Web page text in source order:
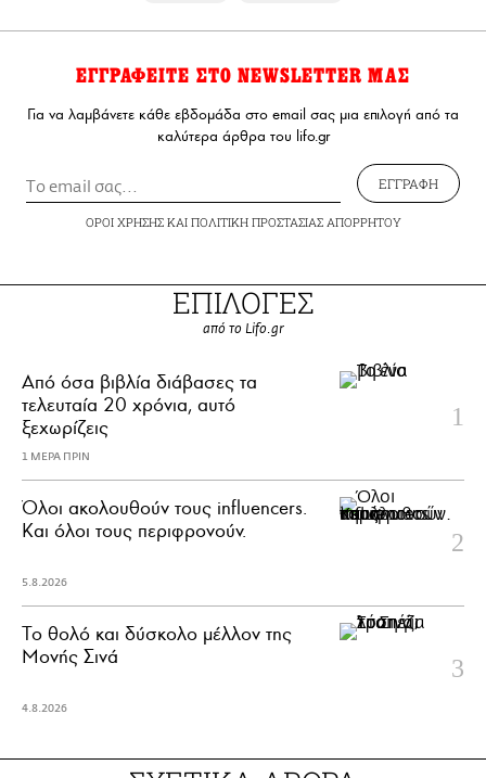
ΕΓΓΡΑΦΕΙΤΕ ΣΤΟ NEWSLETTER ΜΑΣ
Για να λαμβάνετε κάθε εβδομάδα στο email σας μια επιλογή από τα
καλύτερα άρθρα του lifo.gr
ΕΓΓΡΑΦΗ
ΟΡΟΙ ΧΡΗΣΗΣΚΑΙ ΠΟΛΙΤΙΚΗ ΠΡΟΣΤΑΣΙΑΣ ΑΠΟΡΡΗΤΟΥ
ΕΠΙΛΟΓΕΣ
από το Lifo.gr
Από όσα βιβλία διάβασες τα
τελευταία 20 χρόνια, αυτό
ξεχωρίζεις
1 ΜΕΡΑ ΠΡΙΝ
Όλοι ακολουθούν τους influencers.
Και όλοι τους περιφρονούν.
5.8.2026
Το θολό και δύσκολο μέλλον της
Μονής Σινά
4.8.2026